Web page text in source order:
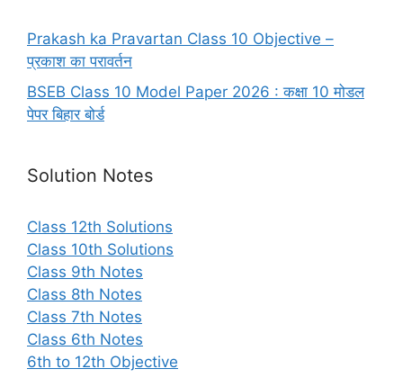
Prakash ka Pravartan Class 10 Objective –
प्रकाश का परावर्तन
BSEB Class 10 Model Paper 2026 : कक्षा 10 मोडल
पेपर बिहार बोर्ड
Solution Notes
Class 12th Solutions
Class 10th Solutions
Class 9th Notes
Class 8th Notes
Class 7th Notes
Class 6th Notes
6th to 12th Objective